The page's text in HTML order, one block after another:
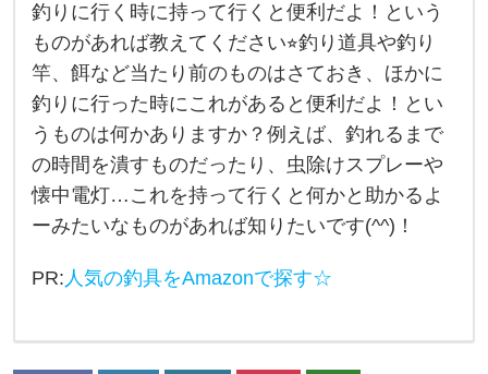
釣
り
に
行
く
時
に
っ
釣りに行く時に持って行くと便利だよ！という
ものがあれば教えてください⭐︎釣り道具や釣り
竿、餌など当たり前のものはさておき、ほかに
釣りに行った時にこれがあると便利だよ！とい
うものは何かありますか？例えば、釣れるまで
の時間を潰すものだったり、虫除けスプレーや
懐中電灯…これを持って行くと何かと助かるよ
ーみたいなものがあれば知りたいです(^^)！
PR: 人気の釣具をAmazonで探す☆